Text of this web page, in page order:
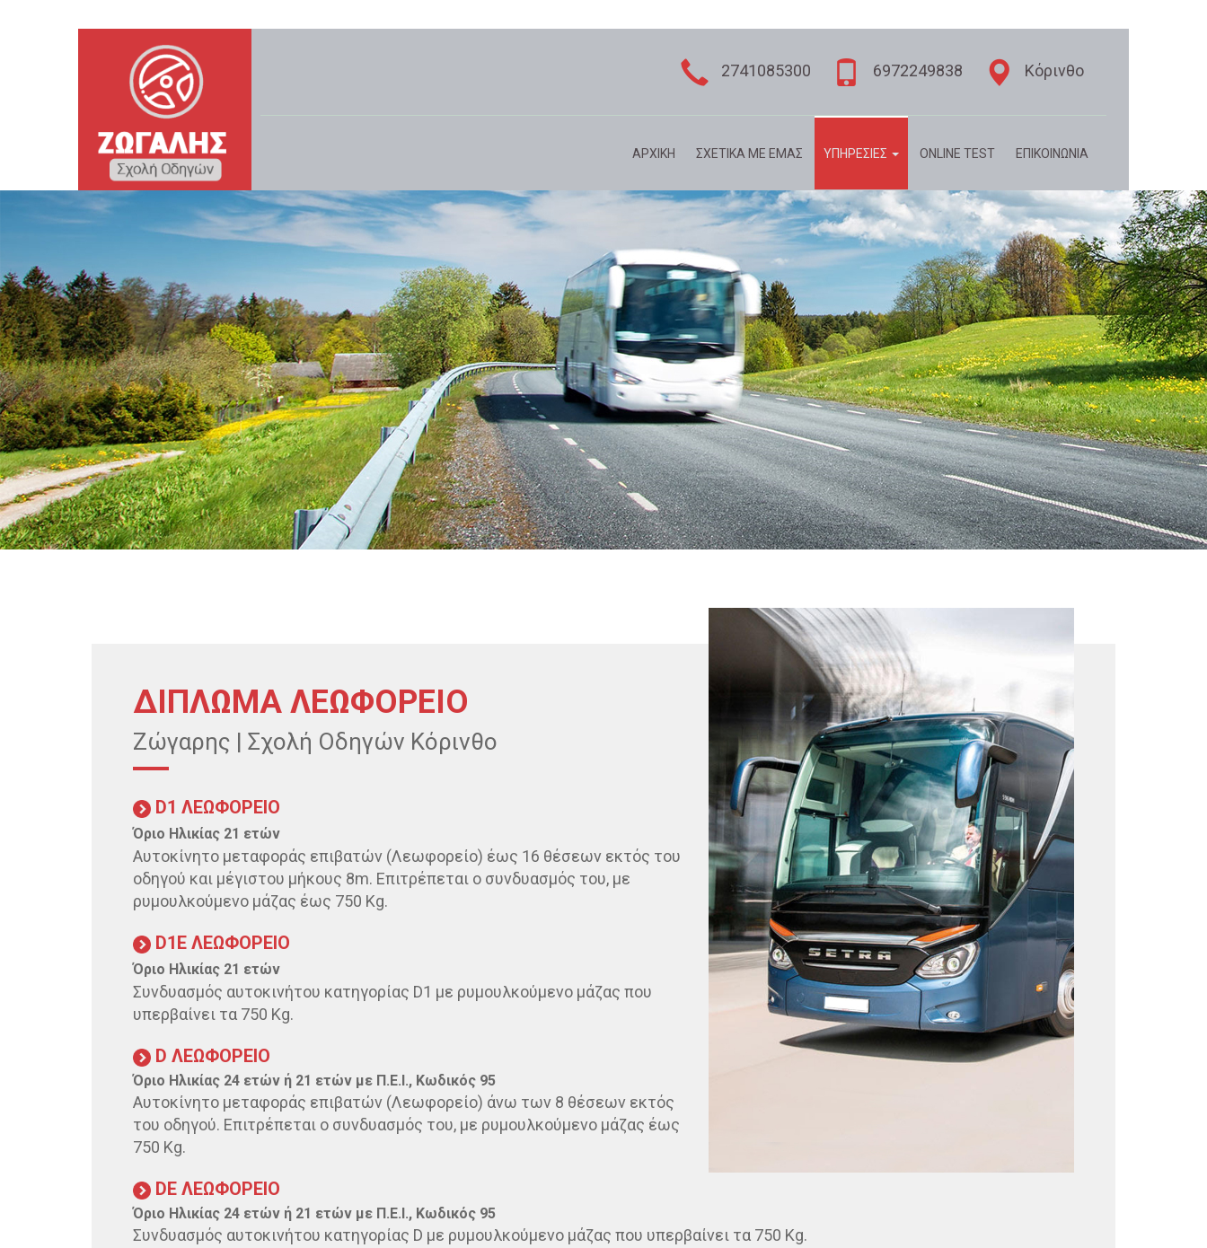
2741085300 6972249838 Κόρινθο
ΑΡΧΙΚΗ ΣΧΕΤΙΚΑ ΜΕ ΕΜΑΣ ΥΠΗΡΕΣΙΕΣ ONLINE TEST ΕΠΙΚΟΙΝΩΝΙΑ
ΔΙΠΛΩΜΑ ΛΕΩΦΟΡΕΙΟ
Ζώγαρης | Σχολή Οδηγών Κόρινθο
D1 ΛΕΩΦΟΡΕΙΟ
Όριο Ηλικίας 21 ετών
​Αυτοκίνητο μεταφοράς επιβατών (Λεωφορείο) έως 16 θέσεων εκτός του
οδηγού και μέγιστου μήκους 8m. Επιτρέπεται ο συνδυασμός του, με
ρυμουλκούμενο μάζας έως 750 Kg.
​D1E ΛΕΩΦΟΡΕΙΟ
Όριο Ηλικίας 21 ετών
​Συνδυασμός αυτοκινήτoυ κατηγορίας D1 με ρυμουλκούμενο μάζας που
υπερβαίνει τα 750 Kg.
​​D ΛΕΩΦΟΡΕΙΟ
Όριο Ηλικίας 24 ετών ή 21 ετών με Π.Ε.Ι., Κωδικός 95
​​Αυτοκίνητο μεταφοράς επιβατών (Λεωφορείο) άνω των 8 θέσεων εκτός
του οδηγού. Επιτρέπεται ο συνδυασμός του, με ρυμουλκούμενο μάζας έως
750 Kg.
​​​DE ΛΕΩΦΟΡΕΙΟ
Όριο Ηλικίας 24 ετών ή 21 ετών με Π.Ε.Ι., Κωδικός 95
​Συνδυασμός αυτοκινήτoυ κατηγορίας D με ρυμουλκούμενο μάζας που υπερβαίνει τα 750 Kg.